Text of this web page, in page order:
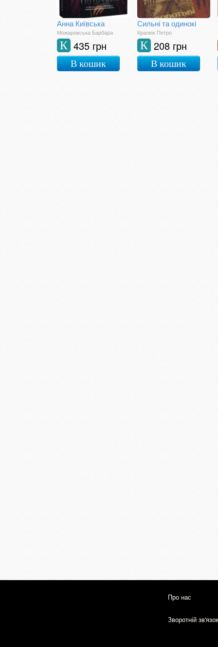
Анна Київська
Можаровська Барбара
435 грн
К
В кошик
Сильні та одинокі
Кралюк Петро
208 грн
К
В кошик
Про нас
Зворотній зв'язок